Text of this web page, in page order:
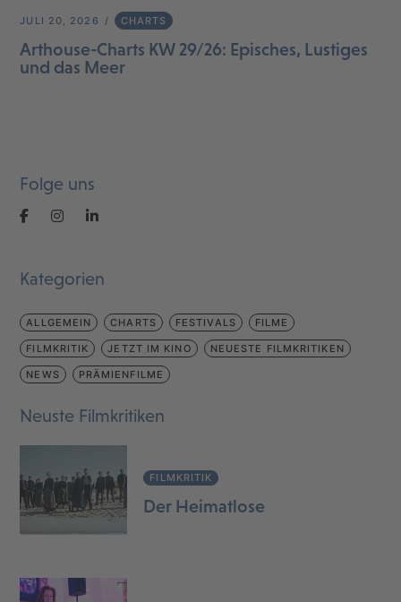
JULI 20, 2026 CHARTS
Arthouse-Charts KW 29/26: Episches, Lustiges
und das Meer
Folge uns
Kategorien
ALLGEMEIN CHARTS FESTIVALS FILME
FILMKRITIK JETZT IM KINO NEUESTE FILMKRITIKEN
NEWS PRÄMIENFILME
Neuste Filmkritiken
FILMKRITIK
Der Heimatlose